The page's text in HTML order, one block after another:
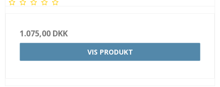
1.075,00 DKK
VIS PRODUKT